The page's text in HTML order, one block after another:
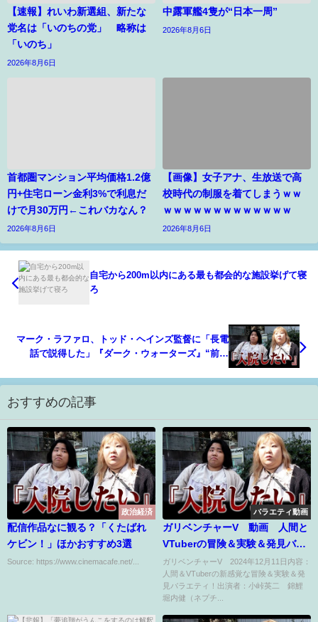
【速報】れいわ新選組、新たな
党名は「いのちの党」 略称は
「いのち」
2026年8月6日
中露軍艦4隻が“日本一周”
2026年8月6日
首都圏マンション平均価格1.2億
円+住宅ローン金利3%で利息だ
けで月30万円←これバカなん？
2026年8月6日
【画像】女子アナ、生放送で高
校時代の制服を着てしまうｗｗ
ｗｗｗｗｗｗｗｗｗｗｗｗｗ
2026年8月6日
自宅から200m以内にある最も都会的な施設挙げて寝
ろ
マーク・ラファロ、トッド・ヘインズ監督に「長電
話で説得した」『ダーク・ウォーターズ』“前日
おすすめの記事
政治経済
配信作品なに観る？「くたばれ
ケビン！」ほかおすすめ3選
Source: https://www.cinemacafe.net/...
バラエティ動画
ガリベンチャーV 動画 人間と
VTuberの冒険＆実験＆発見バラ
エティ 12月11日
ガリベンチャーV 2024年12月11日内容：
人間＆VTuberの新感覚な冒険＆実験＆発
見バラエティ！出演者：小峠英二 錦鯉
堀内健（ネプチ...